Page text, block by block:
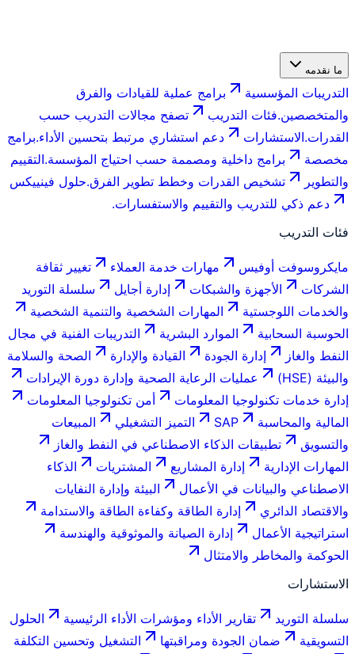
ما نقدمه
التدريبات المؤسسية
برامج عملية للقيادات والفرق
والمتخصصين.فئات التدريب
تصفح مجالات التدريب حسب
القدرات.الاستشارات دعم استشاري مرتبط بتحسين الأداء.برامج
مخصصة
برامج داخلية ومصممة حسب احتياج المؤسسة.التقييم
والتطوير
تشخيص القدرات وخطط تطوير الفرق.حلول فينييكس
دعم ذكي للتدريب والتقييم والاستفسارات.
فئات التدريب
مايكروسوفت أوفيس مهارات خدمة العملاء
تغيير ثقافة
الشركات
الأجهزة والشبكات إدارة أجايل
سلسلة التوريد
والخدمات اللوجستية
المهارات الشخصية والتنمية الشخصية
الحوسبة السحابية
الموارد البشرية
التدريبات الفنية في مجال
النفط والغاز
إدارة الجودة القيادة والإدارة
الصحة والسلامة
والبيئة (HSE)
عمليات الرعاية الصحية وإدارة دورة الإيرادات
إدارة خدمات تكنولوجيا المعلومات
أمن تكنولوجيا المعلومات
المالية والمحاسبة
SAP التميز التشغيلي
المبيعات
والتسويق
تطبيقات الذكاء الاصطناعي في النفط والغاز
المهارات الإدارية
إدارة المشاريع المشتريات
الذكاء
الاصطناعي والبيانات في الأعمال
البيئة وإدارة النفايات
والاقتصاد الدائري
إدارة الطاقة وكفاءة الطاقة والاستدامة
استراتيجية الأعمال
إدارة الصيانة والموثوقية والهندسة
الحوكمة والمخاطر والامتثال
الاستشارات
سلسلة التوريد تقارير الأداء ومؤشرات الأداء الرئيسية
الحلول
التسويقية
ضمان الجودة ومراقبتها
التشغيل وتحسين التكلفة